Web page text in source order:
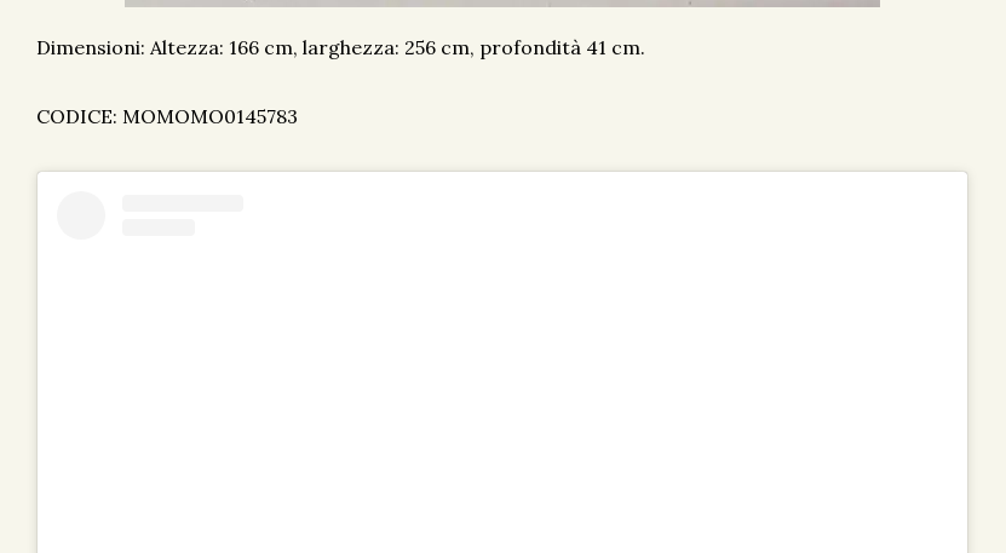
Dimensioni: Altezza: 166 cm, larghezza: 256 cm, profondità 41 cm.
CODICE: MOMOMO0145783